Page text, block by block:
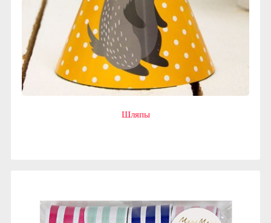
Шляпы